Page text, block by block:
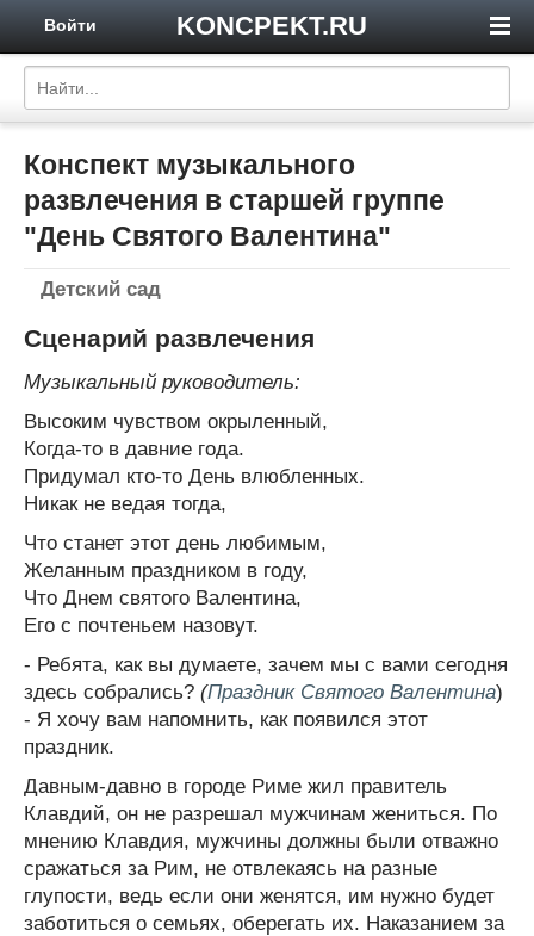
KONCPEKT.RU
Войти
Конспект музыкального
развлечения в старшей группе
"День Святого Валентина"
Детский сад
Сценарий развлечения
Музыкальный руководитель:
Высоким чувством окрыленный,
Когда-то в давние года.
Придумал кто-то День влюбленных.
Никак не ведая тогда,
Что станет этот день любимым,
Желанным праздником в году,
Что Днем святого Валентина,
Его с почтеньем назовут.
- Ребята, как вы думаете, зачем мы с вами сегодня
здесь собрались? (Праздник Святого Валентина)
- Я хочу вам напомнить, как появился этот
праздник.
Давным-давно в городе Риме жил правитель
Клавдий, он не разрешал мужчинам жениться. По
мнению Клавдия, мужчины должны были отважно
сражаться за Рим, не отвлекаясь на разные
глупости, ведь если они женятся, им нужно будет
заботиться о семьях, оберегать их. Наказанием за